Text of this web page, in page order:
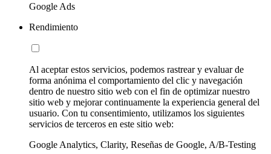
Google Ads
Rendimiento
Al aceptar estos servicios, podemos rastrear y evaluar de
forma anónima el comportamiento del clic y navegación
dentro de nuestro sitio web con el fin de optimizar nuestro
sitio web y mejorar continuamente la experiencia general del
usuario. Con tu consentimiento, utilizamos los siguientes
servicios de terceros en este sitio web:
Google Analytics, Clarity, Reseñas de Google, A/B-Testing